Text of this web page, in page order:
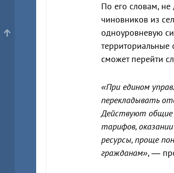
По его словам, не
чиновников из
одноуровневую
территориальные
сможет перейти
«При едином
перекладывать
Действуют общие
тарифов,
ресурсы, проще
гражданам», —